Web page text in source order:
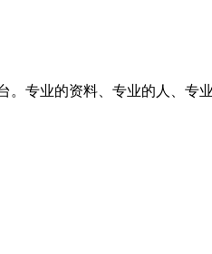
专业的资料、专业的人、专